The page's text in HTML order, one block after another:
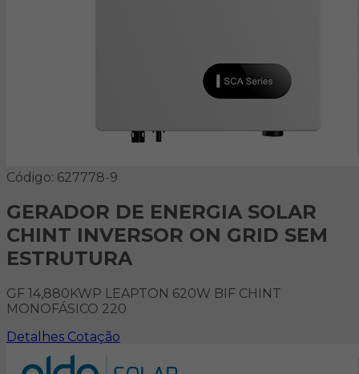
Código: 627778-9
GERADOR DE ENERGIA SOLAR
CHINT INVERSOR ON GRID SEM
ESTRUTURA
GF 14,880KWP LEAPTON 620W BIF CHINT
MONOFÁSICO 220
Detalhes Cotação